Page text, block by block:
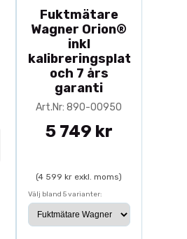
Fuktmätare
Wagner Orion®
inkl
kalibreringsplatta
och 7 års
garanti
Art.Nr: 890-00950
5 749 kr
(4 599 kr exkl. moms)
Välj bland 5 varianter: